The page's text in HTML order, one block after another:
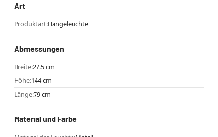
Art
Produktart:Hängeleuchte
Abmessungen
Breite:27.5 cm
Höhe:144 cm
Länge:79 cm
Material und Farbe